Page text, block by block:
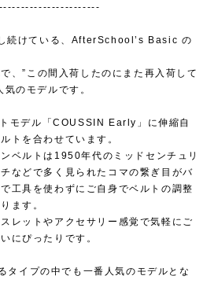
続けている、AfterSchool’s Basic の
、”この間入荷したのにまた再入荷して
のモデルです。
モデル「COUSSIN Early」に伸縮自
トを合わせています。
ベルトは1950年代のミッドセンチュリ
などで多く見られたコマの繋ぎ目がバ
工具を使わずにご自身でベルトの調整
ます。
レットやアクセサリー感覚で気軽にご
にぴったりです。
タイプの中でも一番人気のモデルとな